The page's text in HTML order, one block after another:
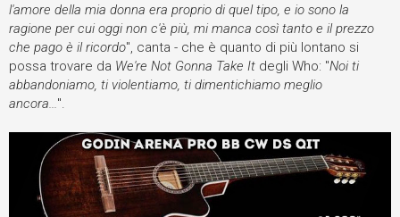
l'amore della mia donna era proprio di quel tipo, e io sono la
ragione per cui oggi non c'è più, mi manca così tanto e il prezzo
che pago è il ricordo", canta - che è quanto di più lontano si
possa trovare da We're Not Gonna Take It degli Who: "Noi ti
abbandoniamo, ti violentiamo, ti dimentichiamo meglio
ancora... ".